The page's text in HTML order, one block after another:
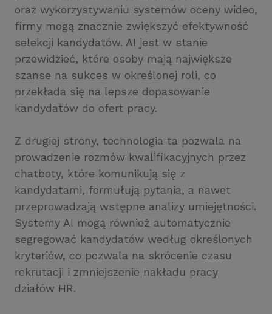
oraz wykorzystywaniu systemów oceny wideo,
firmy mogą znacznie zwiększyć efektywność
selekcji kandydatów. AI jest w stanie
przewidzieć, które osoby mają największe
szanse na sukces w określonej roli, co
przekłada się na lepsze dopasowanie
kandydatów do ofert pracy.
Z drugiej strony, technologia ta pozwala na
prowadzenie rozmów kwalifikacyjnych przez
chatboty, które komunikują się z
kandydatami, formułują pytania, a nawet
przeprowadzają wstępne analizy umiejętności.
Systemy AI mogą również automatycznie
segregować kandydatów według określonych
kryteriów, co pozwala na skrócenie czasu
rekrutacji i zmniejszenie nakładu pracy
działów HR.